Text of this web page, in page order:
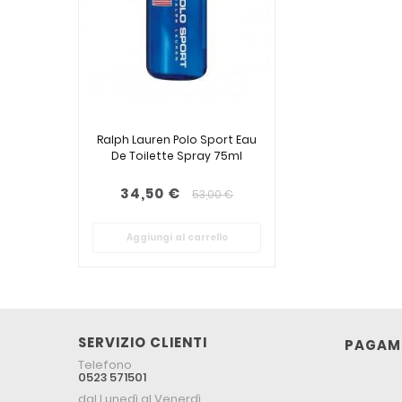
Ralph Lauren Polo Sport Eau
De Toilette Spray 75ml
34,50 € 53,00 €
Aggiungi al carrello
SERVIZIO CLIENTI
Telefono
0523 571501